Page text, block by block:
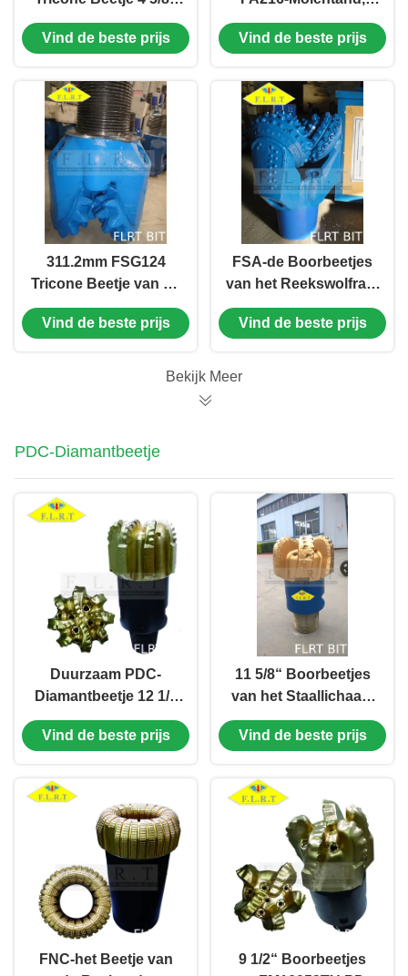
FSA 216 voor Diepe
Sectie die goed boren
Vind de beste prijs
Tricone Boorbeetje
met Verzegeld
Vind de beste prijs
311.2mm FSG124
Tricone Beetje van de
Staaltand/Roterend
Boringsbeetje met
Verzegelde Dragen
Vind de beste prijs
FSA-de Boorbeetjes
van het Reekswolfram
12 1/4“ FSA537G met
het In orde maken van
Vind de beste prijs
Bekijk Meer
PDC-Diamantbeetje
Duurzaam PDC-
Diamantbeetje 12 1/4
FM13088LU voor
Middelgrote Harde
Vind de beste prijs
11 5/8“ Boorbeetjes
van het Staallichaam
PDC met Dubbele
Rijsnijders/Zware
Vind de beste prijs
FNC-het Beetje van
9 1/2“ Boorbeetjes